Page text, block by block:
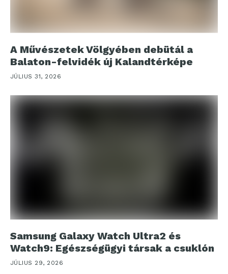
A Művészetek Völgyében debütál a
Balaton-felvidék új Kalandtérképe
JÚLIUS 31, 2026
Samsung Galaxy Watch Ultra2 és
Watch9: Egészségügyi társak a csuklón
JÚLIUS 29, 2026